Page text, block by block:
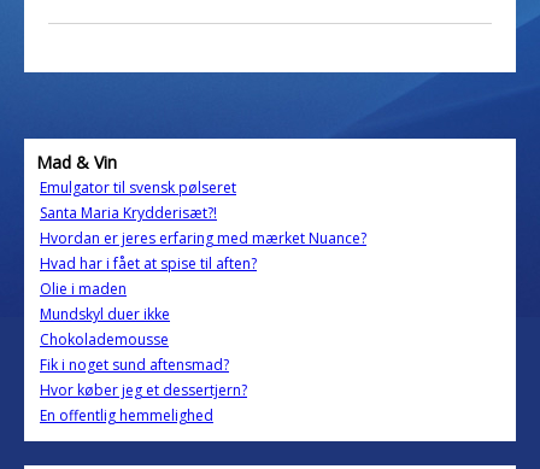
Mad & Vin
Emulgator til svensk pølseret
Santa Maria Krydderisæt?!
Hvordan er jeres erfaring med mærket Nuance?
Hvad har i fået at spise til aften?
Olie i maden
Mundskyl duer ikke
Chokolademousse
Fik i noget sund aftensmad?
Hvor køber jeg et dessertjern?
En offentlig hemmelighed